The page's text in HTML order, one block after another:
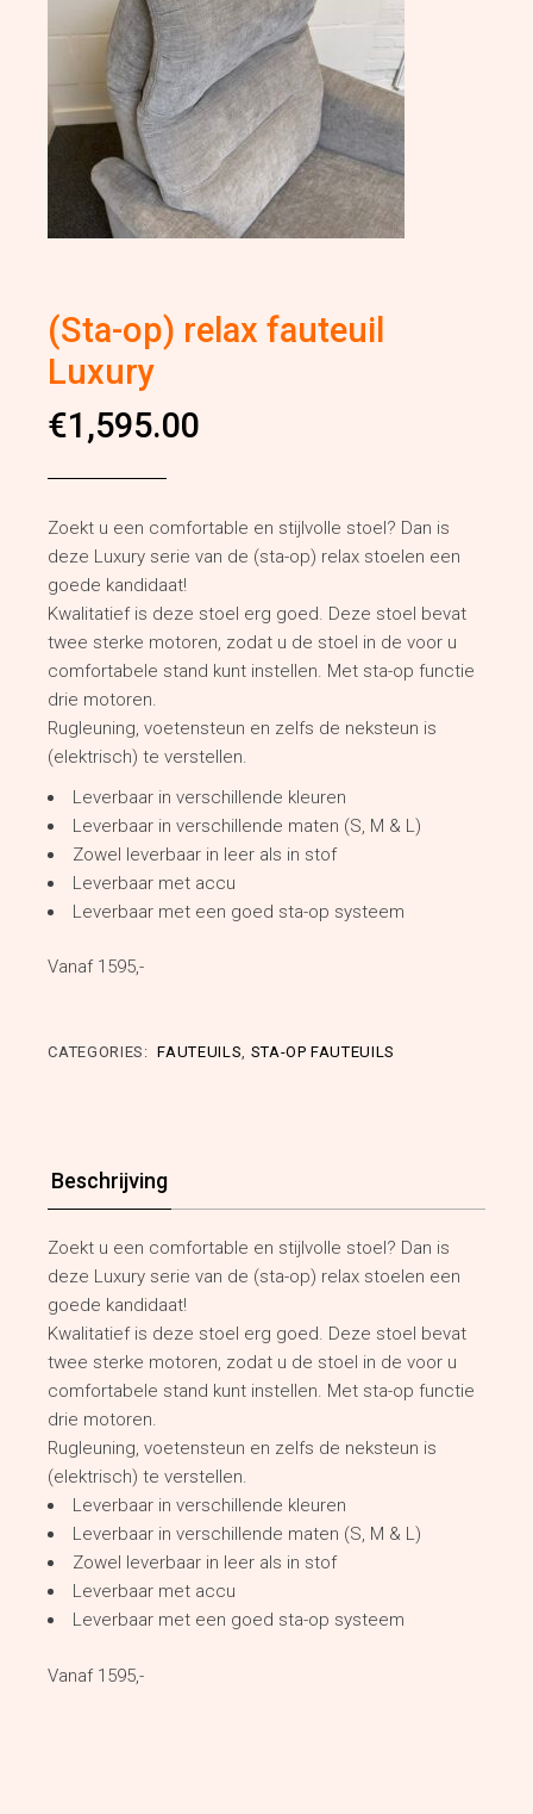
(Sta-op) relax fauteuil
Luxury
€1,595.00
Zoekt u een comfortable en stijlvolle stoel? Dan is
deze Luxury serie van de (sta-op) relax stoelen een
goede kandidaat!
Kwalitatief is deze stoel erg goed. Deze stoel bevat
twee sterke motoren, zodat u de stoel in de voor u
comfortabele stand kunt instellen. Met sta-op functie
drie motoren.
Rugleuning, voetensteun en zelfs de neksteun is
(elektrisch) te verstellen.
Leverbaar in verschillende kleuren
Leverbaar in verschillende maten (S, M & L)
Zowel leverbaar in leer als in stof
Leverbaar met accu
Leverbaar met een goed sta-op systeem
Vanaf 1595,-
CATEGORIES: FAUTEUILS, STA-OP FAUTEUILS
Beschrijving
Zoekt u een comfortable en stijlvolle stoel? Dan is
deze Luxury serie van de (sta-op) relax stoelen een
goede kandidaat!
Kwalitatief is deze stoel erg goed. Deze stoel bevat
twee sterke motoren, zodat u de stoel in de voor u
comfortabele stand kunt instellen. Met sta-op functie
drie motoren.
Rugleuning, voetensteun en zelfs de neksteun is
(elektrisch) te verstellen.
Leverbaar in verschillende kleuren
Leverbaar in verschillende maten (S, M & L)
Zowel leverbaar in leer als in stof
Leverbaar met accu
Leverbaar met een goed sta-op systeem
Vanaf 1595,-